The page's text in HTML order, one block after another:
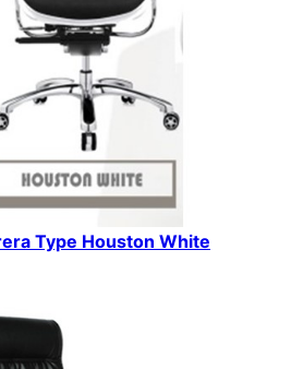
Type Houston White